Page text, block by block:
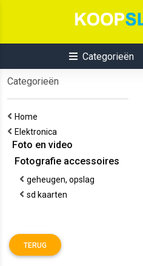
Categorieën
Categorieën
Home
Elektronica
Foto en video
Fotografie accessoires
geheugen, opslag
sd kaarten
TERUG